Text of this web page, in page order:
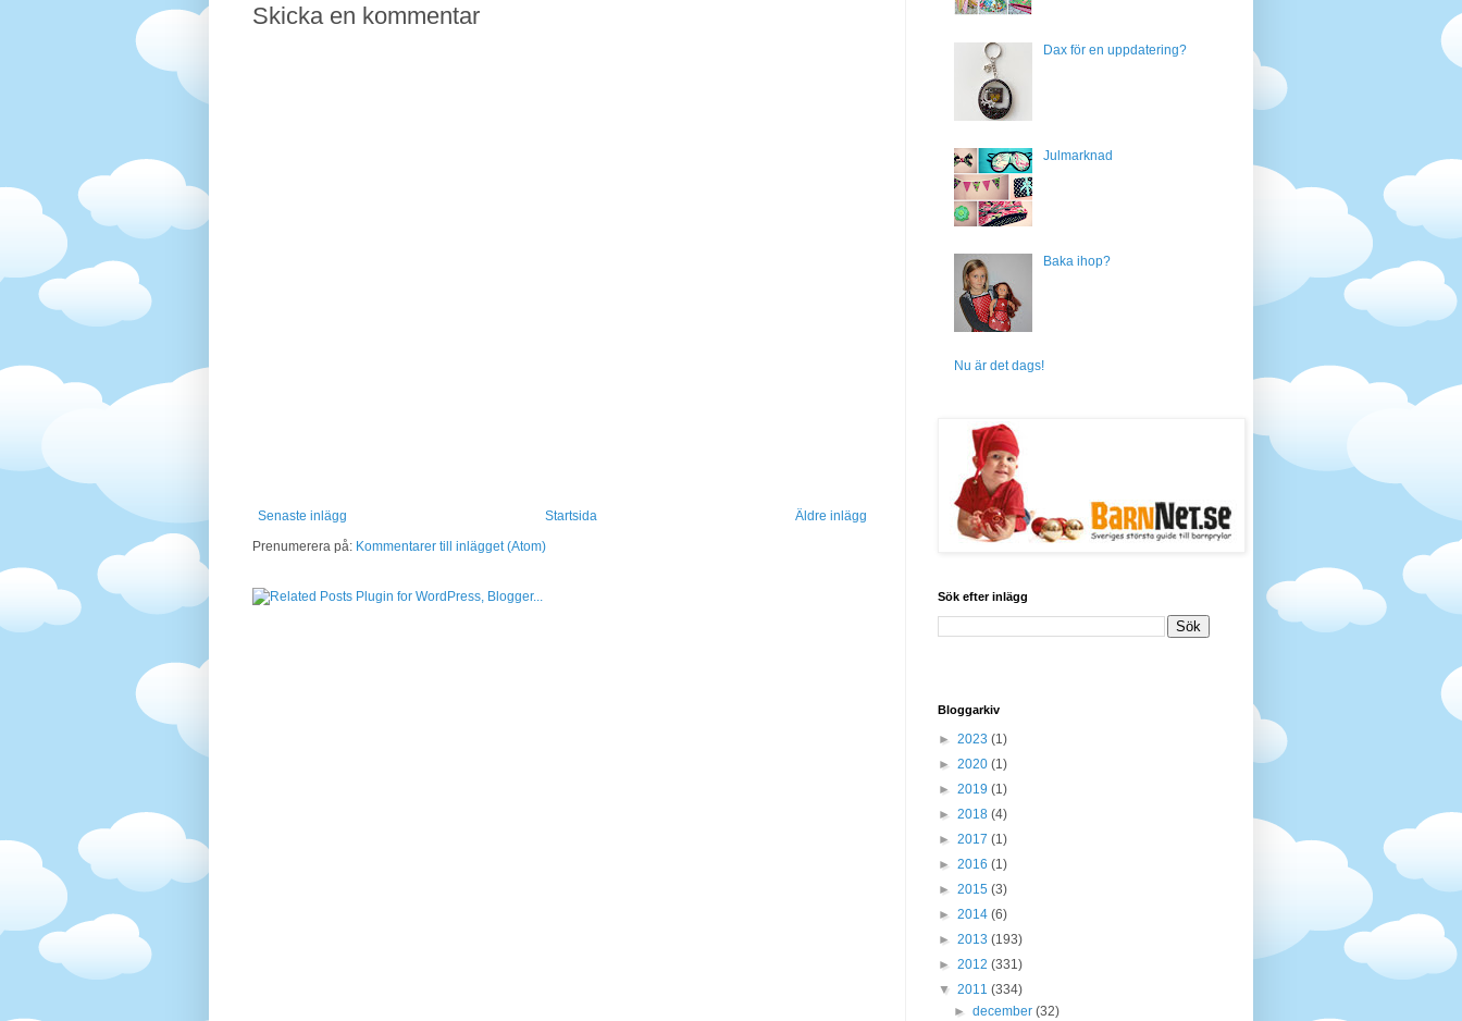
Skicka en kommentar
Senaste inlägg Äldre inlägg
Startsida
Prenumerera på: Kommentarer till inlägget (Atom)
Dax för en uppdatering?
Julmarknad
Baka ihop?
Nu är det dags!
Sök efter inlägg
Bloggarkiv
► 2023 (1)
► 2020 (1)
► 2019 (1)
► 2018 (4)
► 2017 (1)
► 2016 (1)
► 2015 (3)
► 2014 (6)
► 2013 (193)
► 2012 (331)
▼ 2011 (334)
►december(32)